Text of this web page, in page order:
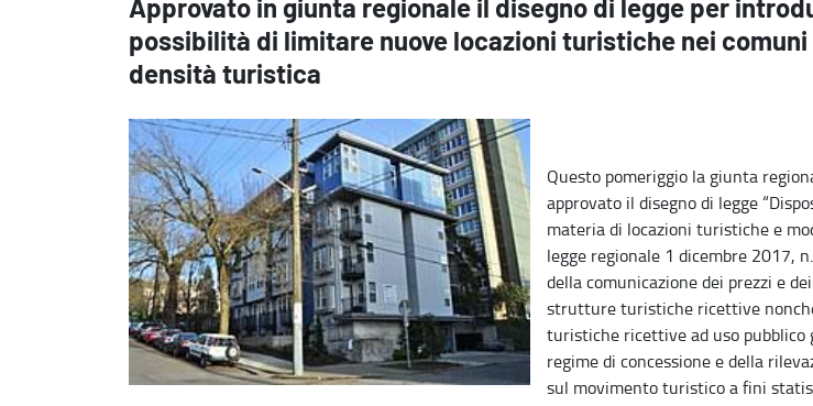
Approvato in giunta regionale il disegno di legge per
possibilità di limitare nuove locazioni turistiche nei comuni
densità turistica
Questo pomeriggio la giunta
approvato il disegno di legge
materia di locazioni turistiche e
legge regionale 1 dicembre 2017,
della comunicazione dei prezzi e
strutture turistiche ricettive
turistiche ricettive ad uso pubblico
regime di concessione e della
sul movimento turistico a fini